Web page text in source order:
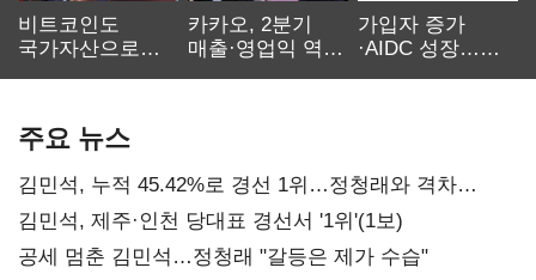
비트코인도
국가자산으로…'
카카오, 2분기
매출·영업익 역대
가입자 증가
·AIDC 성장…
주요 뉴스
김민석, 누적 45.42%로 경선 1위…정청래와 격차
0.86%p(2보)
김민석, 제주·인천 당대표 경선서 '1위'(1보)
공세 멈춘 김민석…정청래 "갈등은 제가 수습"